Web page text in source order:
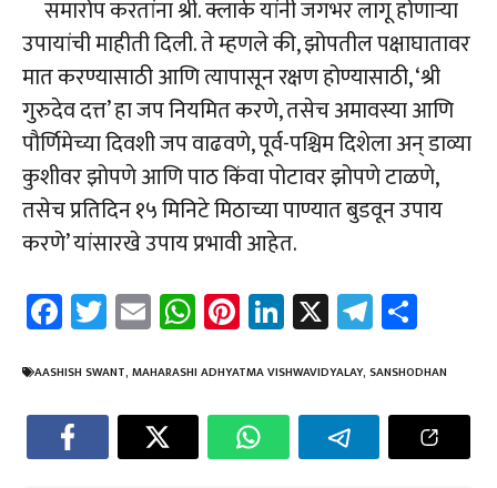
समारोप करतांना श्री. क्लार्क यांनी जगभर लागू होणार्‍या
उपायांची माहीती दिली. ते म्हणले की, झोपतील पक्षाघातावर
मात करण्यासाठी आणि त्यापासून रक्षण होण्यासाठी, ‘श्री
गुरुदेव दत्त’ हा जप नियमित करणे, तसेच अमावस्या आणि
पौर्णिमेच्या दिवशी जप वाढवणे, पूर्व-पश्चिम दिशेला अन् डाव्या
कुशीवर झोपणे आणि पाठ किंवा पोटावर झोपणे टाळणे,
तसेच प्रतिदिन १५ मिनिटे मिठाच्या पाण्यात बुडवून उपाय
करणे’ यांसारखे उपाय प्रभावी आहेत.
Fa
ce
b
o
ok
T
wi
tt
er
E
m
ail
W
h
at
sA
p
Pi
nt
er
es
t
Li
nk
e
dI
n
X Te
le
gr
a
m
e
AASHISH SWANT, MAHARASHI ADHYATMA VISHWAVIDYALAY, SANSHODHAN